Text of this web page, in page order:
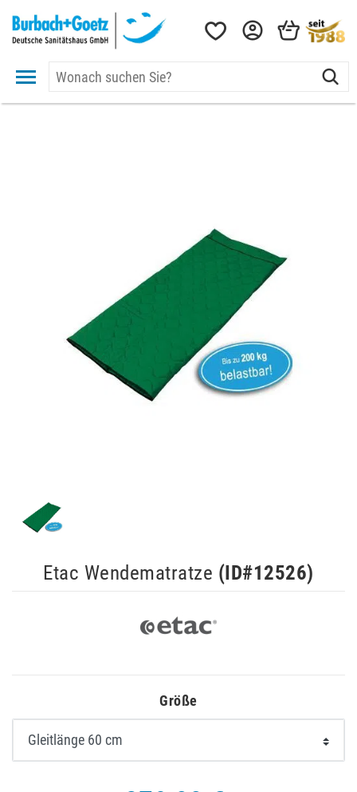
Etac Wendematratze (ID#12526)
Größe